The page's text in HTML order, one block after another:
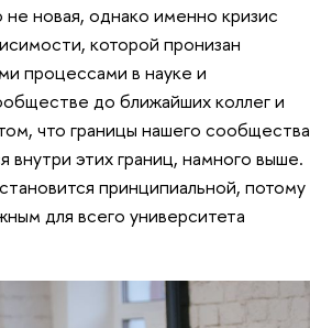
новая, однако именно кризис
которой пронизан
процессами в науке и
до ближайших коллег и
что границы нашего сообщества
этих границ, намного выше.
принципиальной, потому
для всего университета